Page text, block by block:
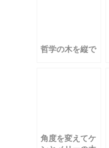
哲学の木を縦で
角度を変えてケ